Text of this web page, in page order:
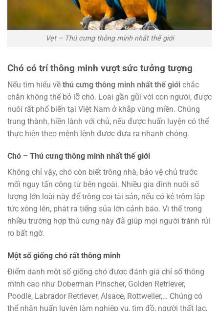
Vẹt – Thú cưng thông minh nhất thế giới
Chó có trí thông minh vượt sức tưởng tượng
Nếu tìm hiểu về thú cưng thông minh nhất thế giới chắc
chắn không thể bỏ lỡ chó. Loài gần gũi với con người, được
nuôi rất phổ biến tại Việt Nam ở khắp vùng miền. Chúng
trung thành, hiền lành với chủ, nếu được huấn luyện có thể
thực hiện theo mệnh lệnh được đưa ra nhanh chóng.
Chó – Thú cưng thông minh nhất thế giới
Không chỉ vậy, chó còn biết trông nhà, bảo vệ chủ trước
mối nguy tấn công từ bên ngoài. Nhiều gia đình nuôi số
lượng lớn loài này để trông coi tài sản, nếu có kẻ trộm lập
tức xông lên, phát ra tiếng sủa lớn cảnh báo. Vì thế trong
nhiều trường hợp thú cưng này đã giúp mọi người tránh rủi
ro bất ngờ.
Một số giống chó rất thông minh
Điểm danh một số giống chó được đánh giá chỉ số thông
minh cao như Doberman Pinscher, Golden Retriever,
Poodle, Labrador Retriever, Alsace, Rottweiler,… Chúng có
thể nhận huấn luyện làm nghiệp vụ, tìm đồ, người thất lạc,